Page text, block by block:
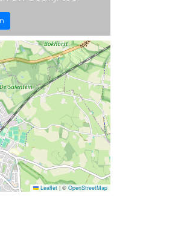
Leaflet | © OpenStreetMap